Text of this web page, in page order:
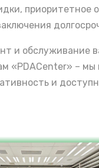
приоритетное
и обслуживание
«PDACenter» – мы
и